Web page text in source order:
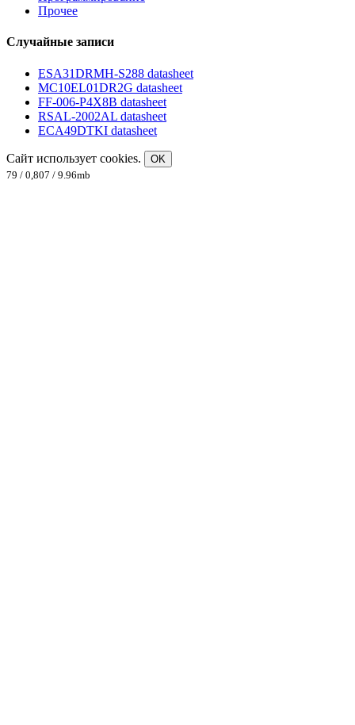
Прочее
Случайные записи
ESA31DRMH-S288 datasheet
MC10EL01DR2G datasheet
FF-006-P4X8B datasheet
RSAL-2002AL datasheet
ECA49DTKI datasheet
Сайт использует cookies.
OK
79 / 0,807 / 9.96mb